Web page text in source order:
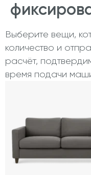
Выберите вещи,
количество и
расчёт,
время подачи